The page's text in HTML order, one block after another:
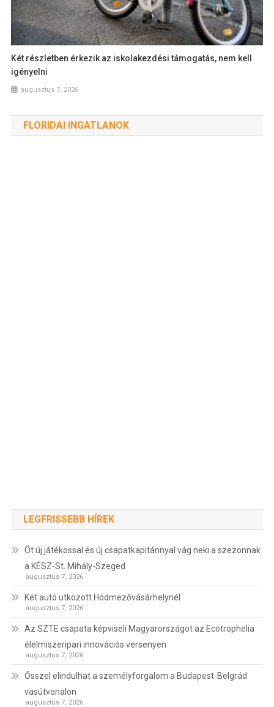
Két részletben érkezik az iskolakezdési támogatás, nem kell
igényelni
augusztus 7, 2026
FLORIDAI INGATLANOK
LEGFRISSEBB HÍREK
Öt új játékossal és új csapatkapitánnyal vág neki a szezonnak
a KÉSZ-St. Mihály-Szeged
augusztus 7, 2026
Két autó ütközött Hódmezővásárhelynél
augusztus 7, 2026
Az SZTE csapata képviseli Magyarországot az Ecotrophelia
élelmiszeripari innovációs versenyen
augusztus 7, 2026
Ősszel elindulhat a személyforgalom a Budapest-Belgrád
vasútvonalon
augusztus 7, 2026